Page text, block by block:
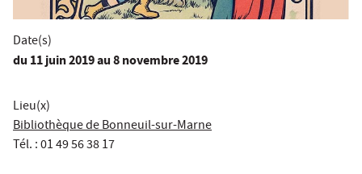
Date(s)
du 11 juin 2019au 8 novembre 2019
Lieu(x)
Bibliothèque de Bonneuil-sur-Marne
Tél. : 01 49 56 38 17